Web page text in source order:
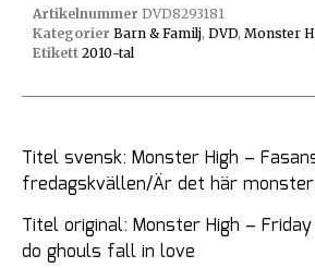
Artikelnummer DVD8293181
Kategorier Barn & Familj, DVD, Monster
Etikett 2010-tal
Titel svensk: Monster High –
fredagskvällen/Är det här
Titel original: Monster High –
do ghouls fall in love